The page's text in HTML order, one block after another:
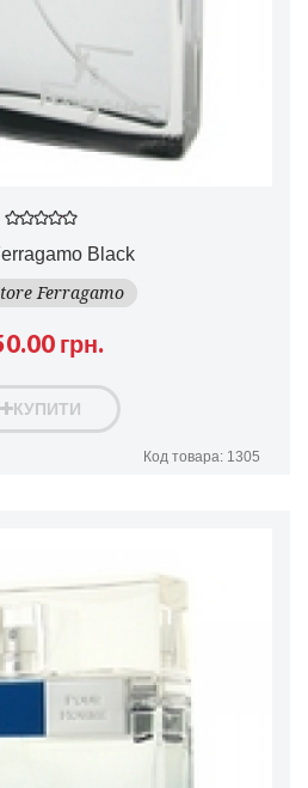
Black
Ferragamo
грн.
КУПИТИ
Код товара: 1305